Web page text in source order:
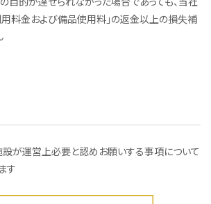
用料金および備品使用料」の返金以上の損失補
設が運営上必要と認めお願いする事項について
す